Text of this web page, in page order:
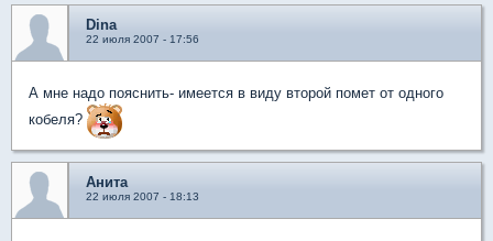
Dina
22 июля 2007 - 17:56
А мне надо пояснить- имеется в виду второй помет от одного
кобеля?
Анита
22 июля 2007 - 18:13